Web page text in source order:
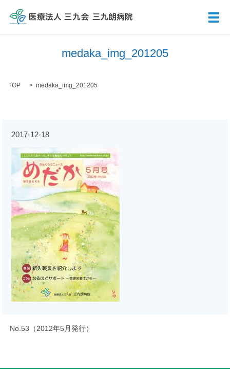
メ
medaka_img_201205
TOP medaka_img_201205
2017-12-18
No.53（2012年5月発行）